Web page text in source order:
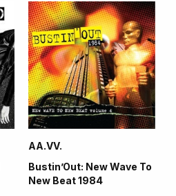
AA.VV.
Bustin’Out: New Wave To
New Beat 1984